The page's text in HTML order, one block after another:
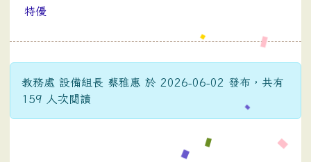
特優
教務處 設備組長 蔡雅惠 於 2026-06-02 發布，共有
159 人次閱讀